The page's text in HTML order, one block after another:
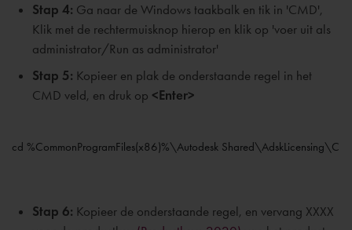
Stap 4: Ga naar de Windows taakbalk en tik in 'CMD',
Klik met de rechtermuisknop hierop en klik op 'voer uit als
administrator/Run as administrator'
Stap 5: Kopieer en plak de onderstaande regel in het
CMD veld, en druk op <Enter>
cd %CommonProgramFiles(x86)%\Autodesk
Stap 6: Kopieer de onderstaande regel, en vervang XXXX